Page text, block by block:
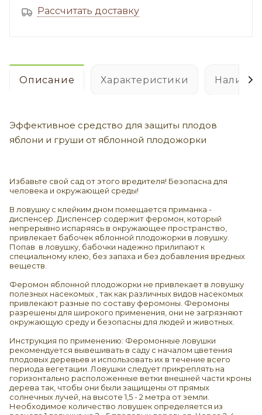
Рассчитать доставку
Описание Характеристики
Эффективное средство для защиты плодов
яблони и груши от яблонной плодожорки
Избавьте свой сад от этого вредителя! Безопасна для
человека и окружающей среды!
В ловушку с клейким дном помещается приманка -
диспенсер. Диспенсер содержит феромон, который
непрерывно испаряясь в окружающее пространство,
привлекает бабочек яблонной плодожорки в ловушку.
Попав в ловушку, бабочки надежно прилипают к
специальному клею, без запаха и без добавления вредных
веществ.
Феромон яблонной плодожорки не привлекает в ловушку
полезных насекомых , так как различных видов насекомых
привлекают разные по составу феромоны. Феромоны
разрешены для широкого применения, они не загрязняют
окружающую среду и безопасны для людей и животных.
Инструкция по применению: Феромонные ловушки
рекомендуется вывешивать в саду с началом цветения
плодовых деревьев и использовать их в течение всего
периода вегетации. Ловушки следует прикреплять на
горизонтально расположенные ветки внешней части кроны
дерева так, чтобы они были защищены от прямых
солнечных лучей, на высоте 1,5 - 2 метра от земли.
Необходимое количество ловушек определяется из